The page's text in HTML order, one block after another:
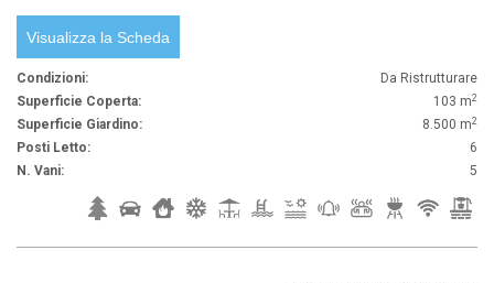
Visualizza la Scheda
Condizioni:
Da Ristrutturare
Superficie Coperta:
103 m2
Superficie Giardino: 8.500 m2
Posti Letto:
6
N. Vani:
5